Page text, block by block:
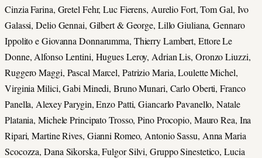
Cinzia Farina, Gretel Fehr, Luc Fierens, Aurelio Fort, Tom Gal, Ivo
Galassi, Delio Gennai, Gilbert & George, Lillo Giuliana, Gennaro
Ippolito e Giovanna Donnarumma, Thierry Lambert, Ettore Le
Donne, Alfonso Lentini, Hugues Leroy, Adrian Lis, Oronzo Liuzzi,
Ruggero Maggi, Pascal Marcel, Patrizio Maria, Loulette Michel,
Virginia Milici, Gabi Minedi, Bruno Munari, Carlo Oberti, Franco
Panella, Alexey Parygin, Enzo Patti, Giancarlo Pavanello, Natale
Platania, Michele Principato Trosso, Pino Procopio, Mauro Rea, Ina
Ripari, Martine Rives, Gianni Romeo, Antonio Sassu, Anna Maria
Scocozza, Dana Sikorska, Fulgor Silvi, Gruppo Sinestetico, Lucia